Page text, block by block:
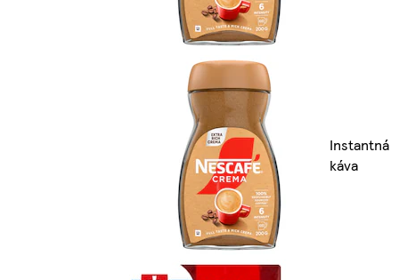
Instantná
káva